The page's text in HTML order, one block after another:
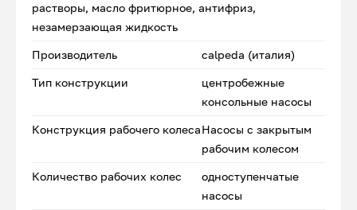
растворы, масло фритюрное, антифриз,
незамерзающая жидкость
Производитель calpeda (италия)
Тип конструкции
центробежные
консольные насосы
Конструкция рабочего колесаНасосы с закрытым
рабочим колесом
Количество рабочих колес
одноступенчатые
насосы